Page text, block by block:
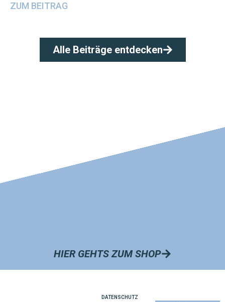
ZUM BEITRAG
Alle Beiträge entdecken
HIER GEHTS ZUM SHOP
DATENSCHUTZ